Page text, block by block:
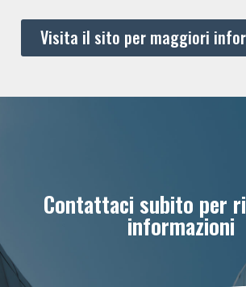
Visita il sito per maggiori
Contattaci subito per
informazioni